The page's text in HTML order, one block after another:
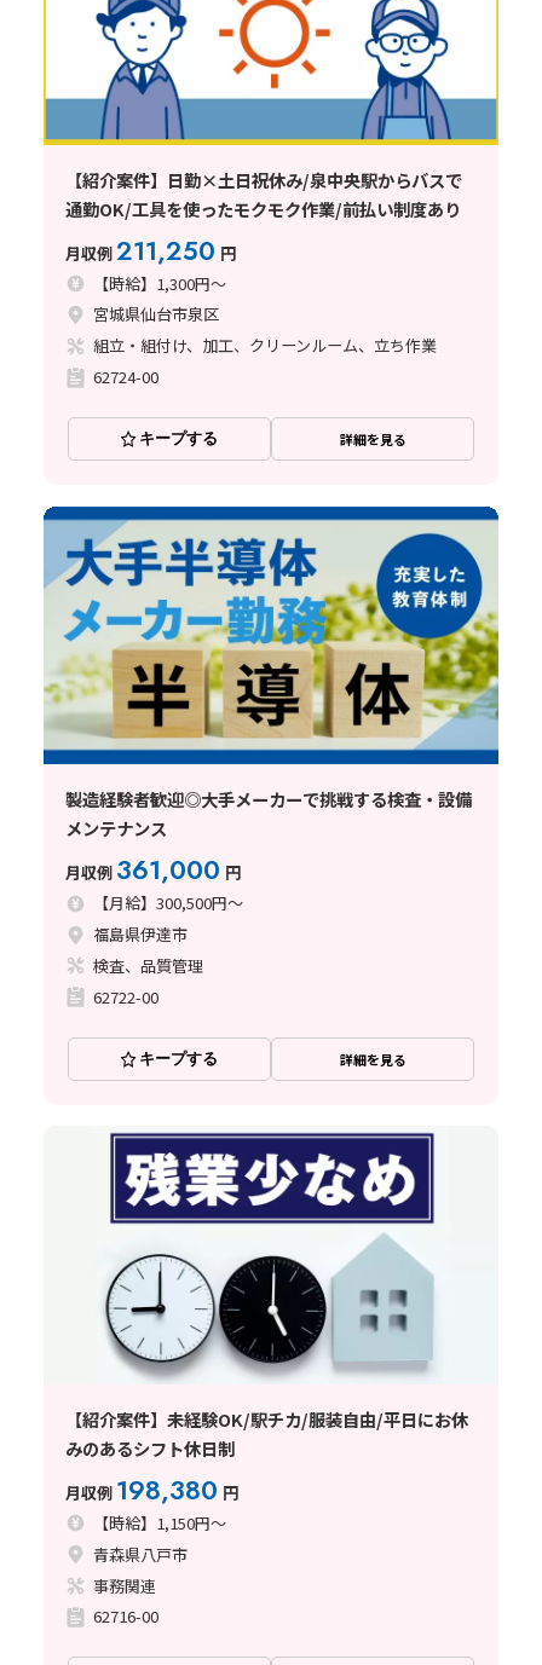
【紹介案件】日勤×土日祝休み/泉中央駅からバスで
通勤OK/工具を使ったモクモク作業/前払い制度あり
月収例211,250 円
【時給】1,300円～
宮城県仙台市泉区
組立・組付け、加工、クリーンルーム、立ち作業
62724-00
キープする 詳細を見る
製造経験者歓迎◎大手メーカーで挑戦する検査・設備
メンテナンス
月収例 361,000 円
【月給】300,500円～
福島県伊達市
検査、品質管理
62722-00
キープする 詳細を見る
【紹介案件】未経験OK/駅チカ/服装自由/平日にお休
みのあるシフト休日制
月収例 198,380 円
【時給】1,150円～
青森県八戸市
事務関連
62716-00